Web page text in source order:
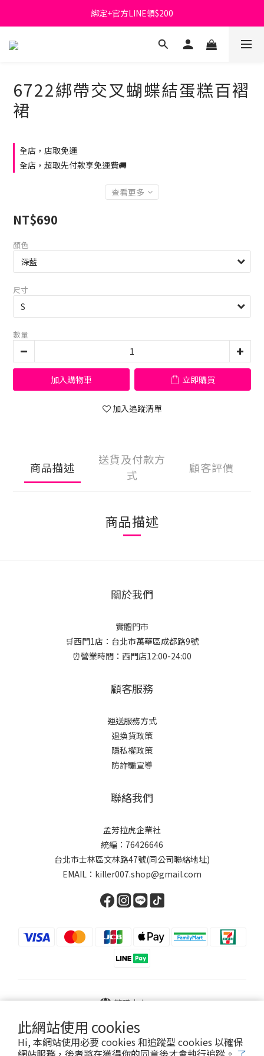
此網站使用 cookies
Hi, 本網站使用必要 cookies 和追蹤型 cookies 以確保
首購免運費🚚
綁定+官方LINE領$200
出清特價_買一送一
6722綁帶交叉蝴蝶結蛋糕百褶
裙
全店，店取免運
全店，超取先付款享免運費🚚
查看更多
NT$690
顏色
尺寸
數量
加入購物車 立即購買
加入追蹤清單
商品描述
送貨及付款方
式
顧客評價
商品描述
關於我們
實體門市
🛒西門1店：台北市萬華區成都路9號
⏰營業時間：西門店12:00-24:00
顧客服務
運送服務方式
退換貨政策
隱私權政策
防詐騙宣導
聯絡我們
孟芳拉虎企業社
統編：76426646
台北市士林區文林路47號(同公司聯絡地址)
EMAIL：killer007.shop@gmail.com
繁體中文